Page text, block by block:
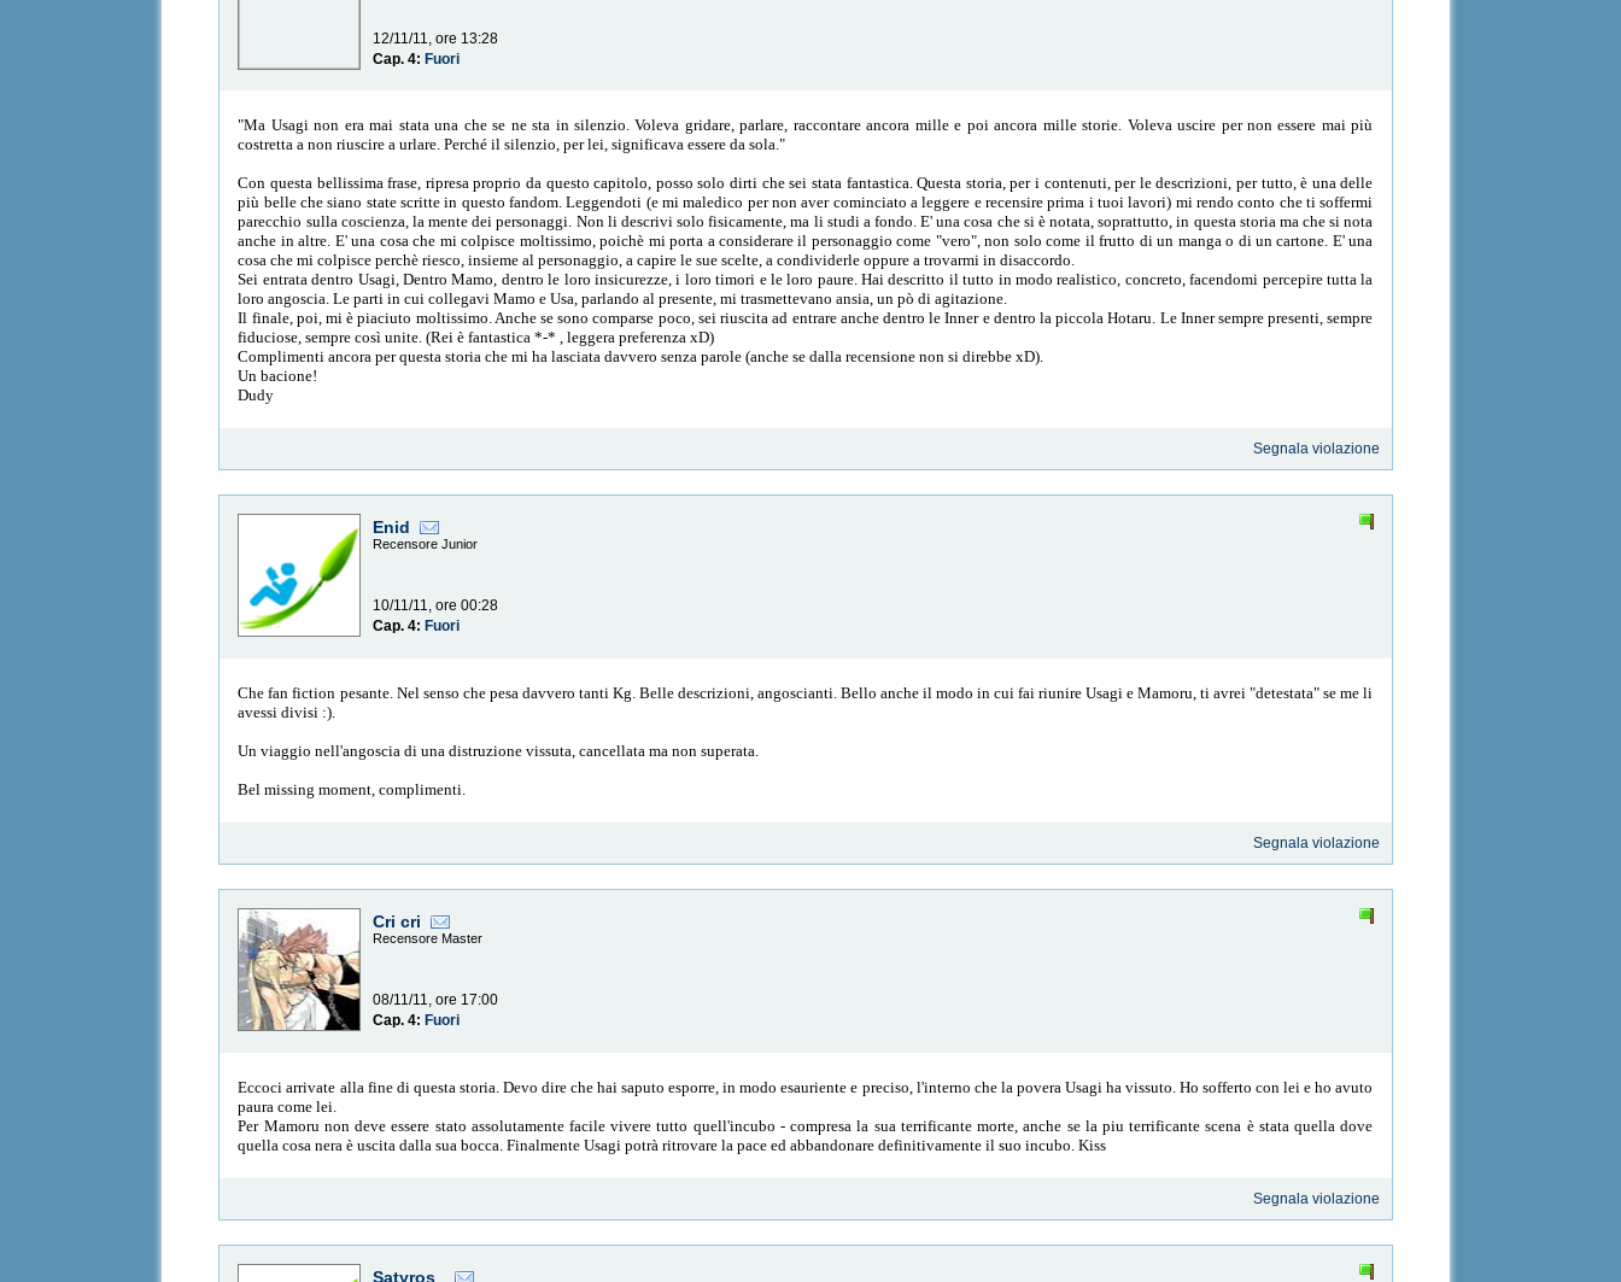
12/11/11, ore 13:28
Cap. 4: Fuori
"Ma Usagi non era mai stata una che se ne sta in silenzio. Voleva gridare, parlare, raccontare ancora mille e poi ancora mille storie. Voleva uscire per non essere mai più
costretta a non riuscire a urlare. Perché il silenzio, per lei, significava essere da sola."
Con questa bellissima frase, ripresa proprio da questo capitolo, posso solo dirti che sei stata fantastica. Questa storia, per i contenuti, per le descrizioni, per tutto, è una delle
più belle che siano state scritte in questo fandom. Leggendoti (e mi maledico per non aver cominciato a leggere e recensire prima i tuoi lavori) mi rendo conto che ti soffermi
parecchio sulla coscienza, la mente dei personaggi. Non li descrivi solo fisicamente, ma li studi a fondo. E' una cosa che si è notata, soprattutto, in questa storia ma che si nota
anche in altre. E' una cosa che mi colpisce moltissimo, poichè mi porta a considerare il personaggio come "vero", non solo come il frutto di un manga o di un cartone. E' una
cosa che mi colpisce perchè riesco, insieme al personaggio, a capire le sue scelte, a condividerle oppure a trovarmi in disaccordo.
Sei entrata dentro Usagi, Dentro Mamo, dentro le loro insicurezze, i loro timori e le loro paure. Hai descritto il tutto in modo realistico, concreto, facendomi percepire tutta la
loro angoscia. Le parti in cui collegavi Mamo e Usa, parlando al presente, mi trasmettevano ansia, un pò di agitazione.
Il finale, poi, mi è piaciuto moltissimo. Anche se sono comparse poco, sei riuscita ad entrare anche dentro le Inner e dentro la piccola Hotaru. Le Inner sempre presenti, sempre
fiduciose, sempre così unite. (Rei è fantastica *-* , leggera preferenza xD)
Complimenti ancora per questa storia che mi ha lasciata davvero senza parole (anche se dalla recensione non si direbbe xD).
Un bacione!
Dudy
Segnala violazione
Enid
Recensore Junior
10/11/11, ore 00:28
Cap. 4: Fuori
Che fan fiction pesante. Nel senso che pesa davvero tanti Kg. Belle descrizioni, angoscianti. Bello anche il modo in cui fai riunire Usagi e Mamoru, ti avrei "detestata" se me li
avessi divisi :).
Un viaggio nell'angoscia di una distruzione vissuta, cancellata ma non superata.
Bel missing moment, complimenti.
Segnala violazione
Cri cri
Recensore Master
08/11/11, ore 17:00
Cap. 4: Fuori
Eccoci arrivate alla fine di questa storia. Devo dire che hai saputo esporre, in modo esauriente e preciso, l'interno che la povera Usagi ha vissuto. Ho sofferto con lei e ho avuto
paura come lei.
Per Mamoru non deve essere stato assolutamente facile vivere tutto quell'incubo - compresa la sua terrificante morte, anche se la piu terrificante scena è stata quella dove
quella cosa nera è uscita dalla sua bocca. Finalmente Usagi potrà ritrovare la pace ed abbandonare definitivamente il suo incubo. Kiss
Segnala violazione
Satyros_